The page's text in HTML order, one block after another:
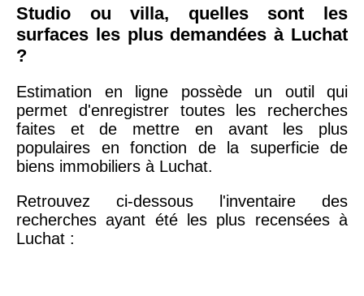
Studio ou villa, quelles sont les
surfaces les plus demandées à Luchat
?
Estimation en ligne possède un outil qui
permet d'enregistrer toutes les recherches
faites et de mettre en avant les plus
populaires en fonction de la superficie de
biens immobiliers à Luchat.
Retrouvez ci-dessous l'inventaire des
recherches ayant été les plus recensées à
Luchat :